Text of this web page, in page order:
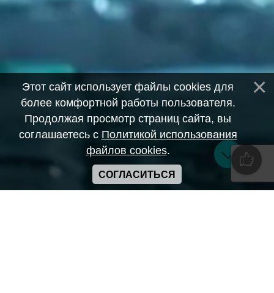
Этот сайт использует файлы cookies для
более комфортной работы пользователя.
Продолжая просмотр страниц сайта, вы
соглашаетесь с Политикой использования
файлов cookies.
СОГЛАСИТЬСЯ